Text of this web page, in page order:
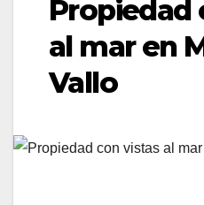
Propiedad
al mar en
Vallo